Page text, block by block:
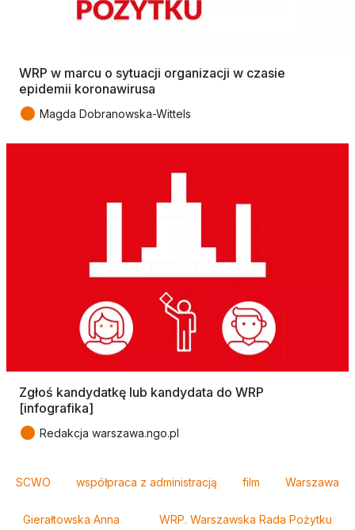
WRP w marcu o sytuacji organizacji w czasie
epidemii koronawirusa
● Magda Dobranowska-Wittels
Zgłoś kandydatkę lub kandydata do WRP
[infografika]
● Redakcja warszawa.ngo.pl
SCWO współpraca z administracją film Warszawa
Gierałtowska Anna WRP. Warszawska Rada Pożytku